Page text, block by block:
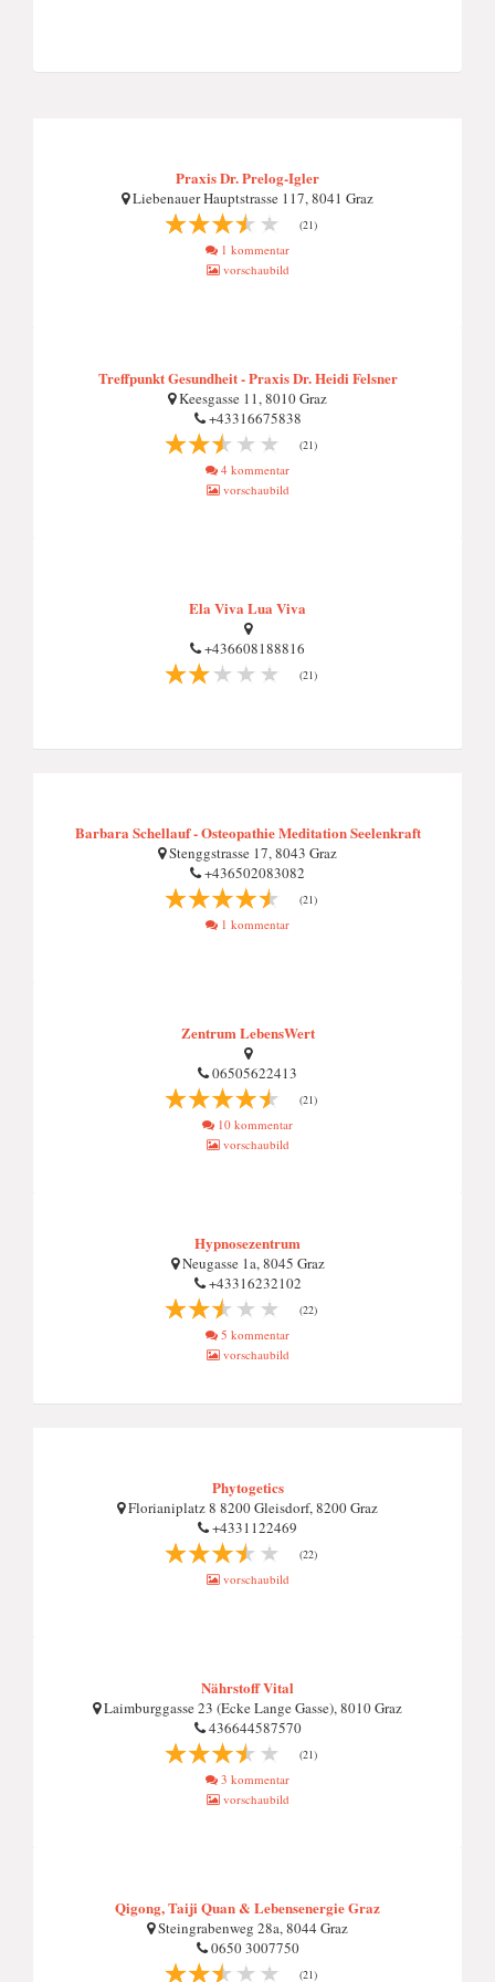
Praxis Dr. Prelog-Igler
Liebenauer Hauptstrasse 117, 8041 Graz
(21)
1 kommentar
vorschaubild
Treffpunkt Gesundheit - Praxis Dr. Heidi Felsner
Keesgasse 11, 8010 Graz
+43316675838
(21)
4 kommentar
vorschaubild
Ela Viva Lua Viva
+436608188816
(21)
Barbara Schellauf - Osteopathie Meditation Seelenkraft
Stenggstrasse 17, 8043 Graz
+436502083082
(21)
1 kommentar
Zentrum LebensWert
06505622413
(21)
10 kommentar
vorschaubild
Hypnosezentrum
Neugasse 1a, 8045 Graz
+43316232102
(22)
5 kommentar
vorschaubild
Phytogetics
Florianiplatz 8 8200 Gleisdorf, 8200 Graz
+4331122469
(22)
vorschaubild
Nährstoff Vital
Laimburggasse 23 (Ecke Lange Gasse), 8010 Graz
436644587570
(21)
3 kommentar
vorschaubild
Qigong, Taiji Quan & Lebensenergie Graz
Steingrabenweg 28a, 8044 Graz
0650 3007750
(21)